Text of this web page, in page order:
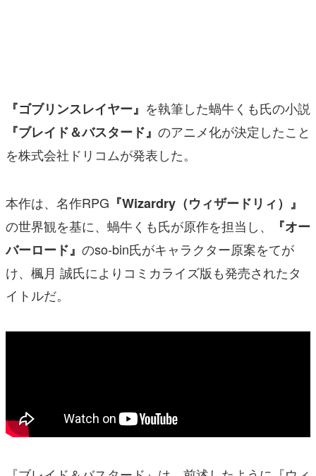
その他
電ファミニコゲーマーとは？
運営：株式会社マレ
『ゴブリンスレイヤー』 を執筆した蝸牛くも氏の小説
『ブレイド＆バスタード』 のアニメ化が決定したこと
を株式会社ドリコムが発表した。
本作は、名作RPG 『Wizardry（ウィザードリィ）』
の世界観を基に、蝸牛くも氏が原作を担当し、
『オー
バーロード』 のso-bin氏がキャラクター原案をてが
け、楓月 誠氏によりコミカライズ版も発売されたタ
イトルだ。